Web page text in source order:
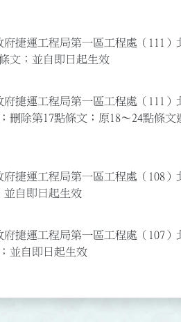
府捷運工程局第一區工程處（111）
文；並自即日起生效
府捷運工程局第一區工程處（111）
刪除第17點條文；原18～24點條文
府捷運工程局第一區工程處（108）
並自即日起生效
府捷運工程局第一區工程處（107）
並自即日起生效